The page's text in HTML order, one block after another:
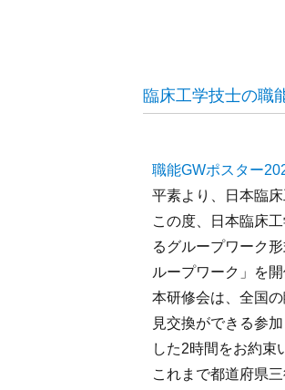
臨床工学技士の職
職能GWポスター
平素より、日本臨
この度、日本臨床
るグループワーク
ループワーク」を
本研修会は、全国
見交換ができる参
した2時間をお約束
これまで都道府県